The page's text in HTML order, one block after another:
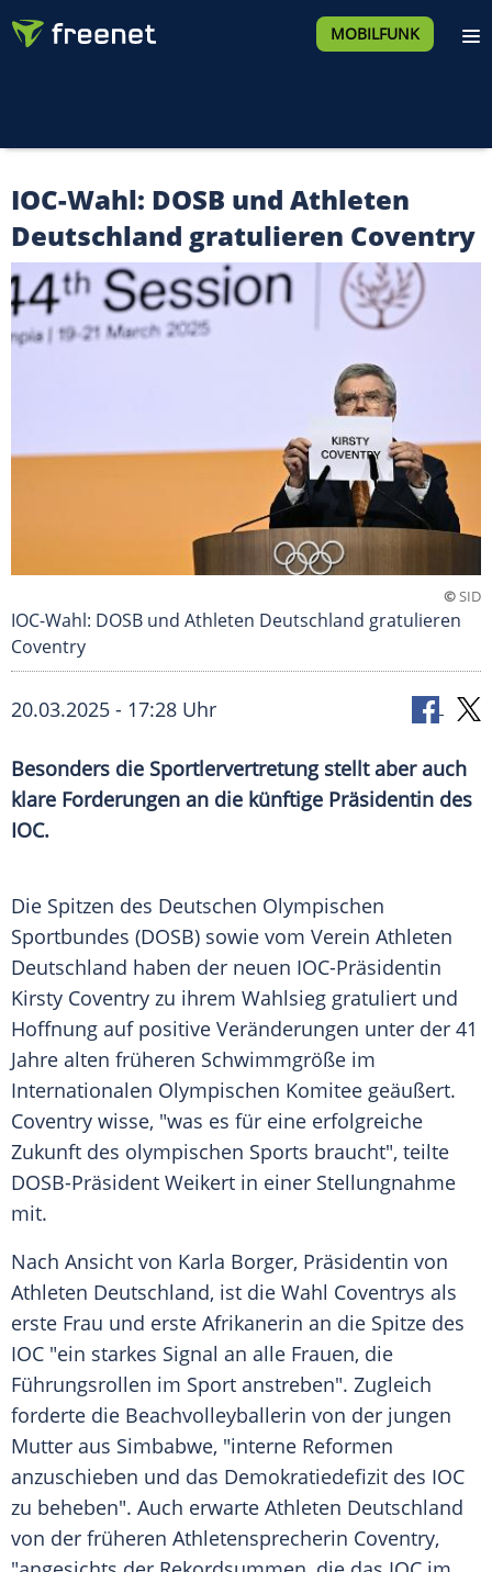
MOBILFUNK
IOC-Wahl: DOSB und Athleten
Deutschland gratulieren Coventry
©SID
IOC-Wahl: DOSB und Athleten Deutschland gratulieren
Coventry
20.03.2025 - 17:28 Uhr
Besonders die Sportlervertretung stellt aber auch
klare Forderungen an die künftige Präsidentin des
IOC.
Die Spitzen des Deutschen Olympischen
Sportbundes (DOSB) sowie vom Verein Athleten
Deutschland haben der neuen IOC-Präsidentin
Kirsty Coventry zu ihrem Wahlsieg gratuliert und
Hoffnung auf positive Veränderungen unter der 41
Jahre alten früheren Schwimmgröße im
Internationalen Olympischen Komitee geäußert.
Coventry wisse, "was es für eine erfolgreiche
Zukunft des olympischen Sports braucht", teilte
DOSB-Präsident Weikert in einer Stellungnahme
mit.
Nach Ansicht von Karla Borger, Präsidentin von
Athleten Deutschland, ist die Wahl Coventrys als
erste Frau und erste Afrikanerin an die Spitze des
IOC "ein starkes Signal an alle Frauen, die
Führungsrollen im Sport anstreben". Zugleich
forderte die Beachvolleyballerin von der jungen
Mutter aus Simbabwe, "interne Reformen
anzuschieben und das Demokratiedefizit des IOC
zu beheben". Auch erwarte Athleten Deutschland
von der früheren Athletensprecherin Coventry,